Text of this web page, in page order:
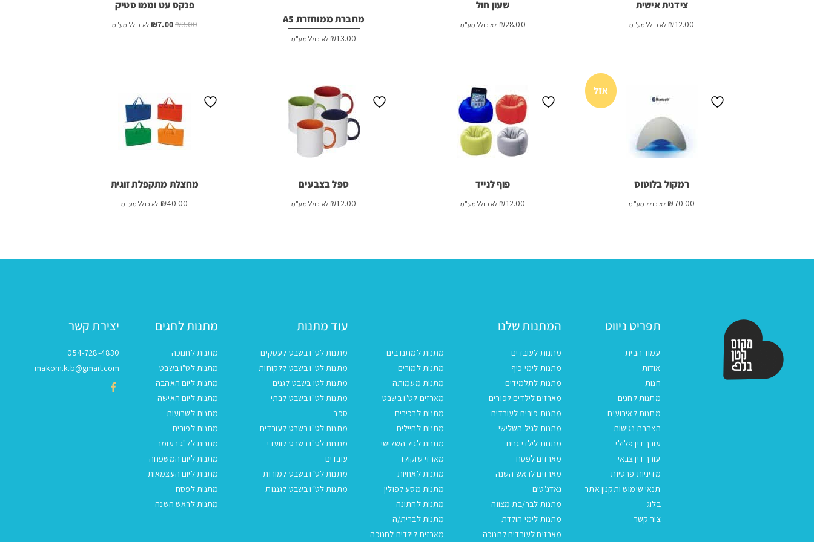
צידנית אישית
₪12.00 לא כולל מע"מ
שעון חול
₪28.00 לא כולל מע"מ מחברת ממוחזרת A5
₪13.00 לא כולל מע"מ
פנקס עט וממו סטיק
₪8.00
המחיר
₪7.00 המחיר
לא כולל מע"מ
אזל
רמקול בלוטוס
₪70.00 לא כולל מע"מ
פוף לנייד
₪12.00 לא כולל מע"מ
ספל בצבעים
₪12.00 לא כולל מע"מ
מחצלת מתקפלת זוגית
₪40.00 לא כולל מע"מ
תפריט ניווט
עמוד הבית
אודות
חנות
מתנות לחגים
מתנות לאירועים
הצהרת נגישות
עורך דין פלילי
עורך דין צבאי
מדיניות פרטיות
תנאי שימוש ותקנון אתר
בלוג
צור קשר
המתנות שלנו
מתנות לעובדים
מתנות למתנדבים
מתנות לימי כיף
מתנות למורים
מתנות לתלמידים
מתנות מעמותה
מארזים לילדים לפורים
מארזים לט"ו בשבט
מתנות פורים לעובדים
מתנות לבכירים
מתנות לגיל השלישי
מתנות לחיילים
מתנות לילדי גנים
מתנות לגיל השלישי
מארזים לפסח
מארזי שוקולד
מארזים לראש השנה
מתנות לאחיות
גאדג'טים
מתנות מסע לפולין
מתנות לבר/בת מצווה
מתנות לחתונה
מתנות לימי הולדת
מתנות לברית/ה
מארזים לעובדים לחנוכה
מארזים לילדים לחנוכה
עוד מתנות
מתנות לט"ו בשבט לעסקים
מתנות לט"ו בשבט ללקוחות
מתנות לטו בשבט לגנים
מתנות לט"ו בשבט לבתי
ספר
מתנות לט"ו בשבט לעובדים
מתנות לט"ו בשבט לוועדי
עובדים
מתנות לט״ו בשבט למורות
מתנות לט״ו בשבט לגננות
מתנות לחגים
מתנות לחנוכה
מתנות לט"ו בשבט
מתנות ליום האהבה
מתנות ליום האישה
מתנות לשבועות
מתנות לפורים
מתנות לל"ג בעומר
מתנות ליום המשפחה
מתנות ליום העצמאות
מתנות לפסח
מתנות לראש השנה
יצירת קשר
054-728-4830
makom.k.b@gmail.com